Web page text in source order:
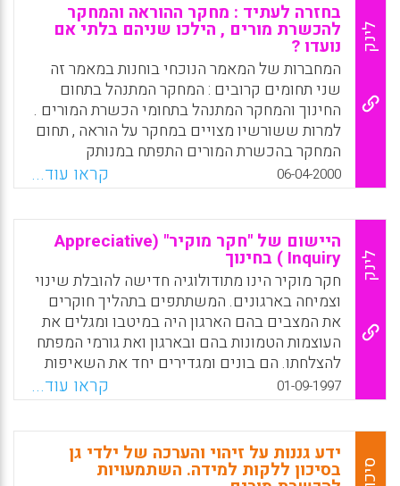
מהרפלקציה שלהם. מצד שני, נמצא כי הקשיים
העיקריים בהטמעת פרויקט כתיבת הבלוגים
בגיבוש הקהילה המקצועית היו כרוכים בנטל של
הזמן וההתמודדות הטכנולוגית עם יישום הבלוג.
(Loving, C. C., Schroeder, C., Kang, R.,
Shimek, C., & Herbert, B)
WhatsApp
Facebook
Email
X
לינק
בחזרה לעתיד : מחקר ההוראה והמחקר
להכשרת מורים , הילכו שניהם בלתי אם
נועדו ?
המחברות של המאמר הנוכחי בוחנות במאמר זה
שני תחומים קרובים : המחקר המתנהל בתחום
החינוך והמחקר המתנהל בתחומי הכשרת המורים .
למרות ששורשיו מצויים במחקר על הוראה , תחום
המחקר בהכשרת המורים התפתח במנותק
מהמגמה העיקרית המנחה את מחקרי ההוראה
בבתי הספר וגם במנותק מהמחקר על תחומי
החינוך הגבוה. זיקה חזקה יותר למחקרי ההוראה
יכולה להעשיר את התוכן של מחקרי הכשרת
המורים ובאותה מידה יכול המחקר התנהל בתחומי
ההוראה לצאת נשכר מכיווני המחקר של הכשרת
המורים המדגישים היבטים של מדיניות חינוכית
וסביבות חינוכיות דינאמיות. מחברות המאמר
הנוכחי סבורות כי פריצת דרך בתחום המחקר
המתנהל בהכשרת דרך לא יכולה להתחולל ללא
חידוש הזיקה ההדוקה לתחומי המחקר הבסיסיים
והמורכבים המתנהלים כיום בתחומי ההוראה
הכשרת המורים רק בזיקה לחקר הארגונים
ומדיניות חינוכית (Grossman,-Pam;
McDonald,-Morva ).
06-04-2000 קראו עוד...
לינק
היישום של "חקר מוקיר" (Appreciative
Inquiry ) בחינוך
חקר מוקיר הינו מתודולוגיה חדישה להובלת שינוי
וצמיחה בארגונים. המשתתפים בתהליך חוקרים
את המצבים בהם הארגון היה במיטבו ומגלים את
העוצמות הטמונות בהם ובארגון ואת גורמי המפתח
להצלחתו. הם בונים ומגדירים יחד את השאיפות
לעתיד בנושא הנחקר ויוצרים "תמונת עתיד"
מאתגרת משותפת. הגישה יוצרת אנרגיות גבוהות
המעודדות פעולה ובונה את דרכי המימוש של
העתיד הנשאף. בשנים האחרונות הולך וגדל
היישום של מתודולוגיית "חקר מוקיר"
01-09-1997 קראו עוד...
סיכום
ידע גננות על זיהוי והערכה של ילדי גן
בסיכון ללקות למידה. השתמעויות